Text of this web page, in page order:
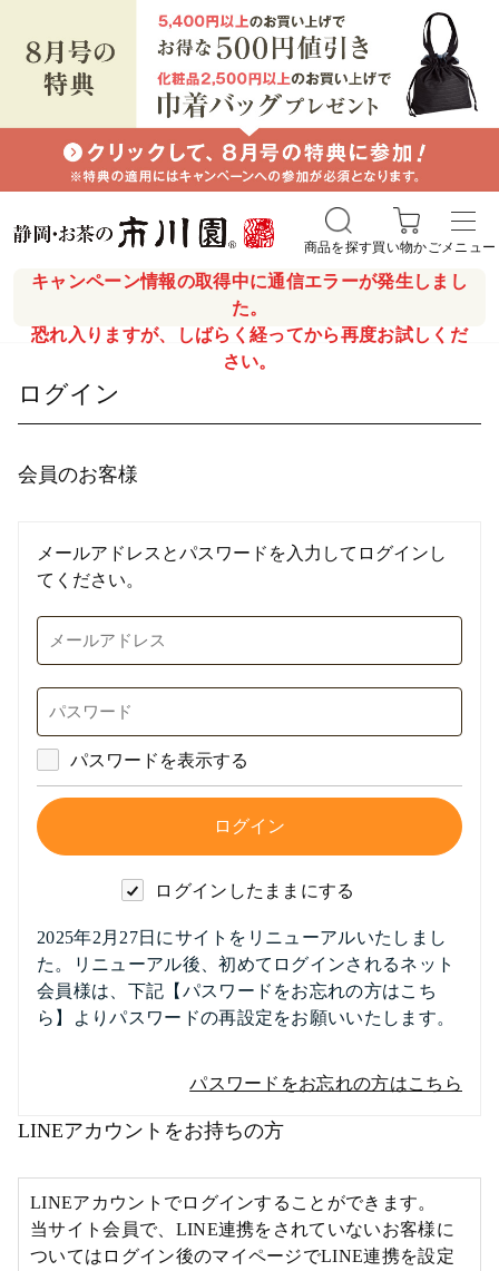
キャンペーン情報の取得中に通信エラーが発生しまし
た。
恐れ入りますが、しばらく経ってから再度お試しくだ
さい。
商品を探す買い物かごメニュー
ログイン
会員のお客様
メールアドレスとパスワードを入力してログインし
てください。
パスワードを表示する
ログインしたままにする
2025年2月27日にサイトをリニューアルいたしまし
た。リニューアル後、初めてログインされるネット
会員様は、下記【パスワードをお忘れの方はこち
ら】よりパスワードの再設定をお願いいたします。
パスワードをお忘れの方はこちら
LINEアカウントをお持ちの方
LINEアカウントでログインすることができます。
当サイト会員で、LINE連携をされていないお客様に
ついてはログイン後のマイページでLINE連携を設定